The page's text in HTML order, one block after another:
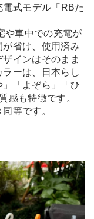
式モデル「RBた
や車中での充電が
省け、使用済み
インはそのまま
ーは、日本らし
「よぞら」「ひ
感も特徴です。
等です。